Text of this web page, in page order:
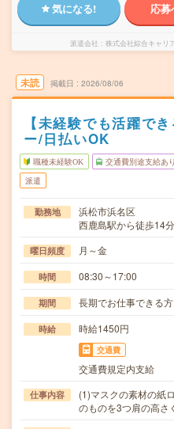
気になる! 応
派遣会社 株式会社綜合キャリ
未読 掲載日 2026/08/06
【未経験でも活躍で
ー/日払いOK
職種未経験OK 交通費別途支給あり
派遣
勤務地
浜松市浜名区
西鹿島駅から徒歩14分
曜日頻度 月～金
時間 08:30～17:00
期間 長期でお仕事できる方
時給 時給1450円
交通費
交通費規定内支給
仕事内容
(1)マスクの素材の紙
のものを3つ肩の高